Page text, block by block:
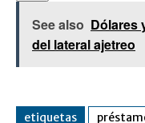
See also Dólares
del lateral ajetreo
etiquetas